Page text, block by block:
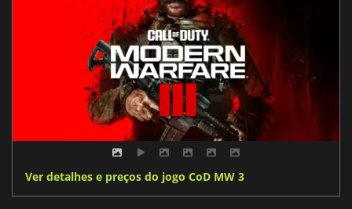
Ver detalhes e preços do jogo CoD MW 3